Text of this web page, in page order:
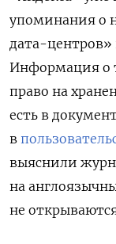
упоминания о
дата-центров»
Информация о
право на
есть в
в
выяснили
на
не